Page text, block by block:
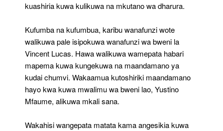
kuashiria kuwa kulikuwa na mkutano wa dharura.
Kufumba na kufumbua, karibu wanafunzi wote
walikuwa pale isipokuwa wanafunzi wa bweni la
Vincent Lucas. Hawa walikuwa wamepata habari
mapema kuwa kungekuwa na maandamano ya
kudai chumvi. Wakaamua kutoshiriki maandamano
hayo kwa kuwa mwalimu wa bweni lao, Yustino
Mfaume, alikuwa mkali sana.
Wakahisi wangepata matata kama angesikia kuwa